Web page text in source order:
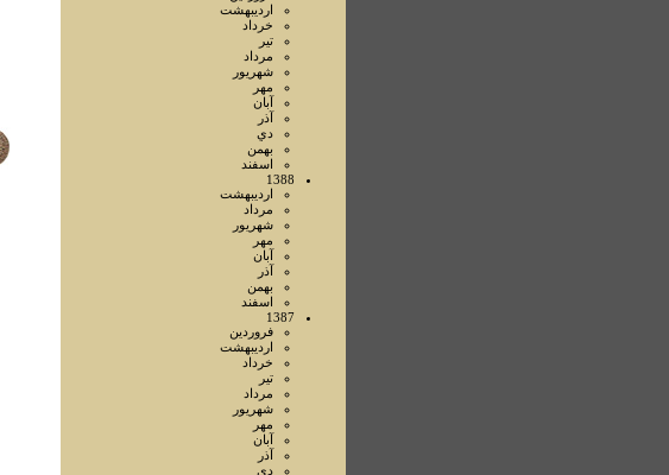
ارديبهشت
خرداد
تير
مرداد
شهريور
مهر
آبان
آذر
دي
بهمن
اسفند
1388
ارديبهشت
مرداد
شهريور
مهر
آبان
آذر
بهمن
اسفند
1387
فروردين
ارديبهشت
خرداد
تير
مرداد
شهريور
مهر
آبان
آذر
دي